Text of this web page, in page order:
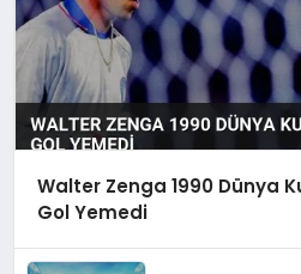
Walter Zenga 1990 Dünya
Gol Yemedi